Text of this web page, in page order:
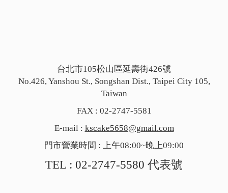
台北市105松山區延壽街426號
No.426, Yanshou St., Songshan Dist., Taipei City 105,
Taiwan
FAX : 02-2747-5581
E-mail : kscake5658@gmail.com
門市營業時間 : 上午08:00~晚上09:00
TEL : 02-2747-5580 代表號